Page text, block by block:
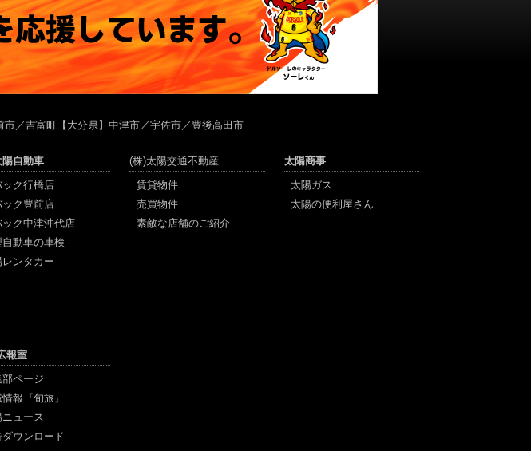
／吉富町【大分県】中津市／宇佐市／豊後高田市
陽自動車
ック行橋店
ック豊前店
ック中津沖代店
自動車の車検
レンタカー
(株)太陽交通不動産
賃貸物件
売買物件
素敵な店舗のご紹介
太陽商事
太陽ガス
太陽の便利屋さん
報室
部ページ
報『旬旅』
ニュース
ダウンロード